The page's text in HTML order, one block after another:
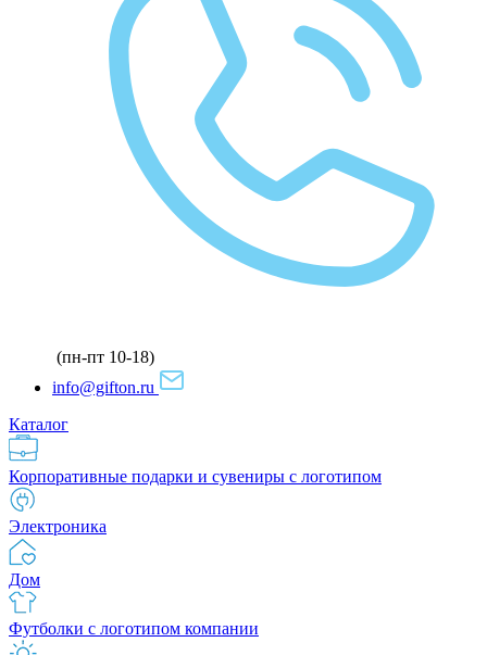
(пн-пт 10-18)
info@gifton.ru
Каталог
Корпоративные подарки и сувениры с логотипом
Электроника
Дом
Футболки с логотипом компании